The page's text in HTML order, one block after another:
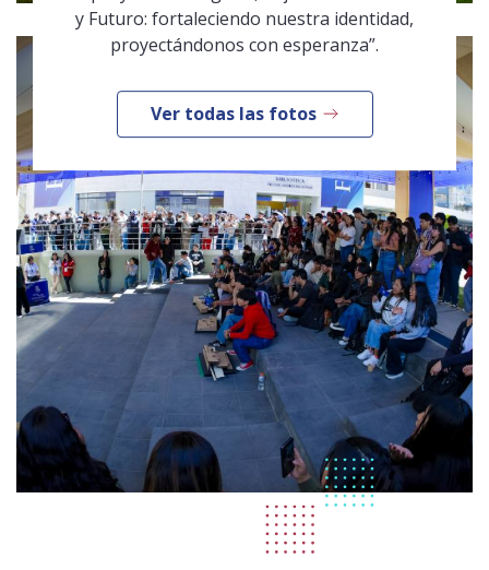
y Futuro: fortaleciendo nuestra identidad,
proyectándonos con esperanza”.
Ver todas las fotos